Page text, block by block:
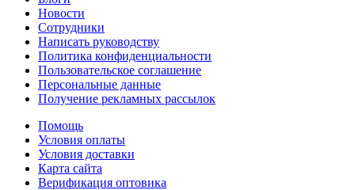
Новости
Сотрудники
Написать руководству
Политика конфиденциальности
Пользовательское соглашение
Персональные данные
Получение рекламных рассылок
Помощь
Условия оплаты
Условия доставки
Карта сайта
Верификация оптовика